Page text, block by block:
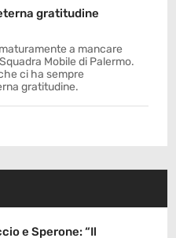
gratitudine
a mancare
Mobile di Palermo.
ci ha sempre
gratitudine.
e Sperone: “Il